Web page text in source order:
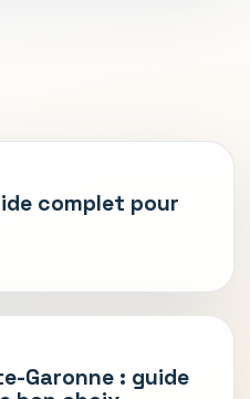
complet pour
Garonne : guide